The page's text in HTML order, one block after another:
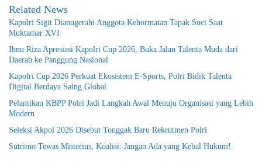
Related News
Kapolri Sigit Dianugerahi Anggota Kehormatan Tapak Suci Saat
Muktamar XVI
Ibnu Riza Apresiasi Kapolri Cup 2026, Buka Jalan Talenta Muda dari
Daerah ke Panggung Nasional
Kapolri Cup 2026 Perkuat Ekosistem E-Sports, Polri Bidik Talenta
Digital Berdaya Saing Global
Pelantikan KBPP Polri Jadi Langkah Awal Menuju Organisasi yang Lebih
Modern
Seleksi Akpol 2026 Disebut Tonggak Baru Rekrutmen Polri
Sutrimo Tewas Misterius, Koalisi: Jangan Ada yang Kebal Hukum!